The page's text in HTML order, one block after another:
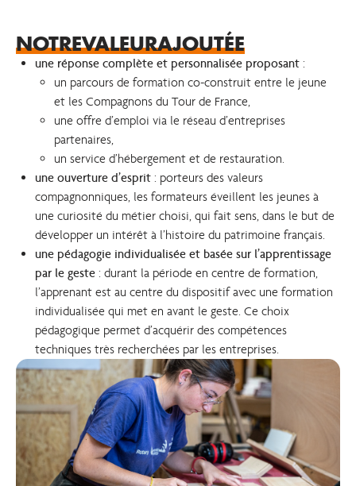
NOTREVALEURAJOUTÉE
une réponse complète et personnalisée proposant :
un parcours de formation co-construit entre le jeune
et les Compagnons du Tour de France,
une offre d’emploi via le réseau d’entreprises
partenaires,
un service d’hébergement et de restauration.
une ouverture d’esprit : porteurs des valeurs
compagnonniques, les formateurs éveillent les jeunes à
une curiosité du métier choisi, qui fait sens, dans le but de
développer un intérêt à l’histoire du patrimoine français.
une pédagogie individualisée et basée sur l’apprentissage
par le geste : durant la période en centre de formation,
l’apprenant est au centre du dispositif avec une formation
individualisée qui met en avant le geste. Ce choix
pédagogique permet d’acquérir des compétences
techniques très recherchées par les entreprises.